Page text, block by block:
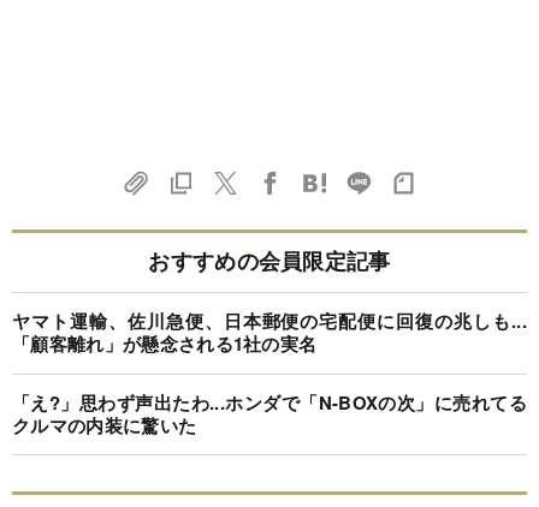
おすすめの会員限定記事
ヤマト運輸、佐川急便、日本郵便の宅配便に回復の兆しも...
「顧客離れ」が懸念される1社の実名
「え?」思わず声出たわ...ホンダで「N-BOXの次」に売れてる
クルマの内装に驚いた